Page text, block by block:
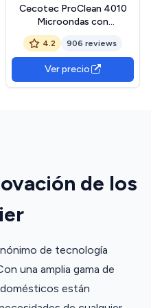
Cecotec ProClean 4010
Microondas con
revestimiento Ready2Clean
para una mejor limpieza,
Tecnología 3DWave, 700
W, 23 l, Diseño elegante
con Puerta FullCrystal
4.2 906 reviews
Ver precio
de los
de tecnología
una amplia gama de
están